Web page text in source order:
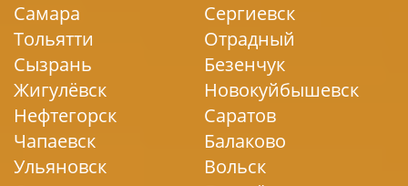
Самара
Тольятти
Сызрань
Жигулёвск
Сергиевск
Отрадный
Безенчук
Новокуйбышевск
Нефтегорск
Чапаевск
Ульяновск
Саратов
Балаково
Вольск